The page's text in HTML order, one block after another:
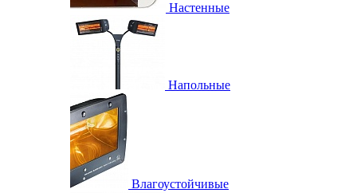
Настенные
Напольные
Влагоустойчивые